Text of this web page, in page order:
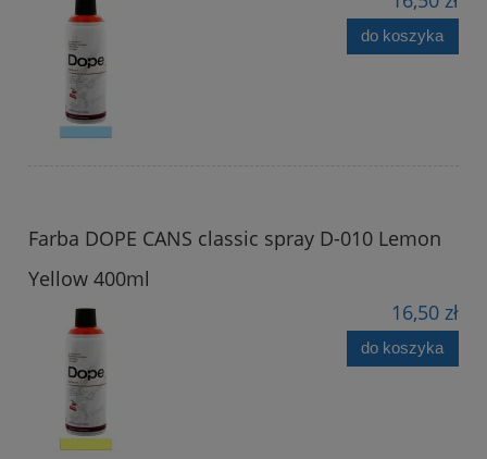
do koszyka
Farba DOPE CANS classic spray D-010 Lemon
Yellow 400ml
16,50 zł
do koszyka